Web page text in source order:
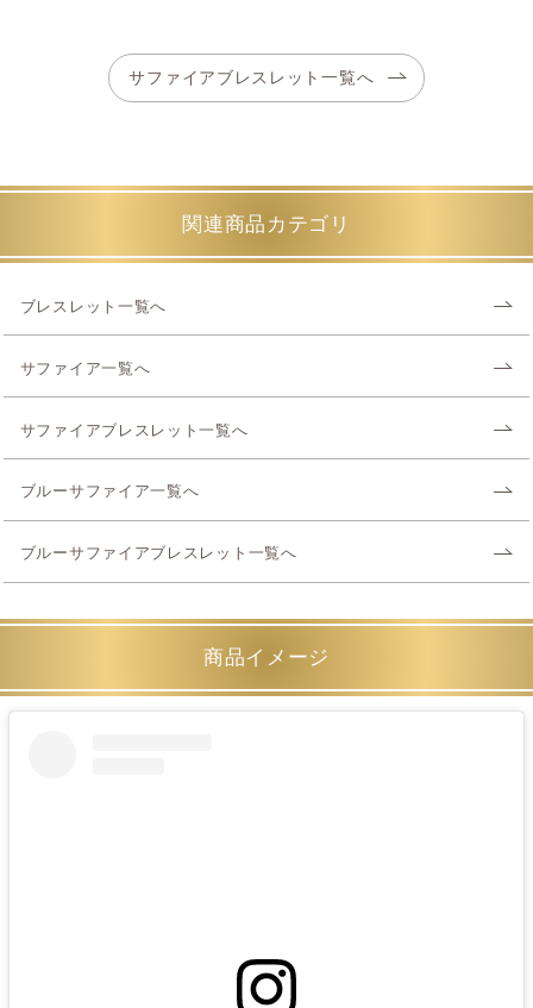
サファイアブレスレット一覧へ
関連商品カテゴリ
ブレスレット一覧へ
サファイア一覧へ
サファイアブレスレット一覧へ
ブルーサファイア一覧へ
ブルーサファイアブレスレット一覧へ
商品イメージ